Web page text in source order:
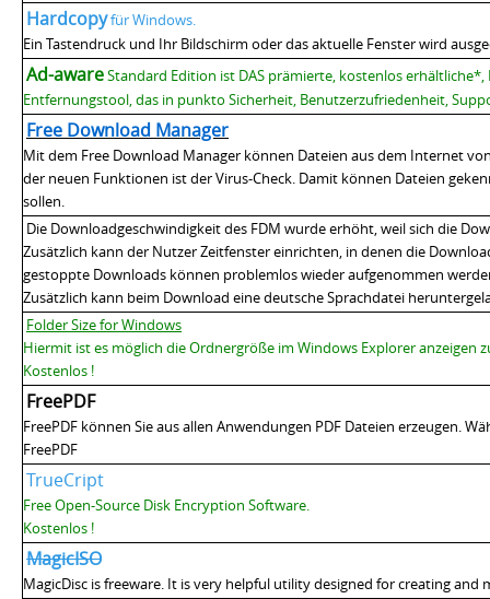
Hardcopyfür Windows.
Ein Tastendruck und Ihr Bildschirm oder das aktuelle Fenster wird
Ad-awareStandard Edition ist DAS prämierte, kostenlos
Entfernungstool, das in punkto Sicherheit, Benutzerzufriedenheit,
Free Download Manager
Mit dem Free Download Manager können Dateien aus dem Internet von
der neuen Funktionen ist der Virus-Check. Damit können Dateien
sollen.
Die Downloadgeschwindigkeit des FDM wurde erhöht, weil sich die
Zusätzlich kann der Nutzer Zeitfenster einrichten, in denen die
gestoppte Downloads können problemlos wieder aufgenommen
Zusätzlich kann beim Download eine deutsche Sprachdatei
Folder Size for Windows
Hiermit ist es möglich die Ordnergröße im Windows Explorer anzeigen
Kostenlos !
FreePDF
FreePDF können Sie aus allen Anwendungen PDF Dateien erzeugen.
FreePDF
TrueCript
Free Open-Source Disk Encryption Software.
Kostenlos !
MagicISO
MagicDisc is freeware. It is very helpful utility designed for creating and